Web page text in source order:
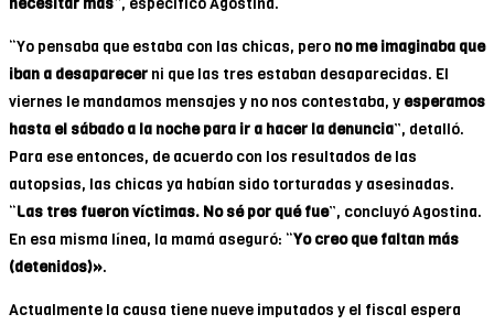
“Yo pensaba que estaba con las chicas, pero no me imaginaba que
iban a desaparecer ni que las tres estaban desaparecidas. El
viernes le mandamos mensajes y no nos contestaba, y esperamos
hasta el sábado a la noche para ir a hacer la denuncia”, detalló.
Para ese entonces, de acuerdo con los resultados de las
autopsias, las chicas ya habían sido torturadas y asesinadas.
“Las tres fueron víctimas. No sé por qué fue”, concluyó Agostina.
En esa misma línea, la mamá aseguró: “Yo creo que faltan más
(detenidos)».
Actualmente la causa tiene nueve imputados y el fiscal espera